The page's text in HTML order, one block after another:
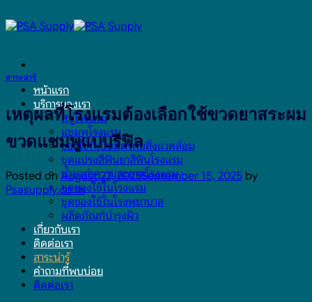
to
หน้าแรก
บริการของเรา
สบู่โรงแรม
แชมพูโรงแรม
ของใช้ที่เป็นมิตรกับสิ่งแวดล้อม
ชุดแปรงสีฟันยาสีฟันโรงแรม
น้ำยาทำความสะอาดโรงแรม
ชุดของใช้ในโรงแรม
ชุดของใช้ในโรงพยาบาล
ผลิตภัณฑ์บำรุงผิว
เกี่ยวกับเรา
ติดต่อเรา
สาระน่ารู้
คำถามที่พบบ่อย
ติดต่อเรา
สาระน่ารู้
เหตุผลที่โรงแรมต้องเลือกใช้ขวดยาสระผม
ขวดแชมพูแบบรีฟิล
Posted on August 22, 2025September 15, 2025 by
Psasupply.co.th